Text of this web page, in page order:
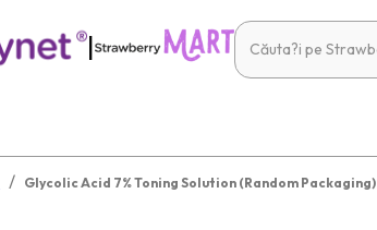
|
/ Glycolic Acid 7% Toning Solution (Random Packaging)